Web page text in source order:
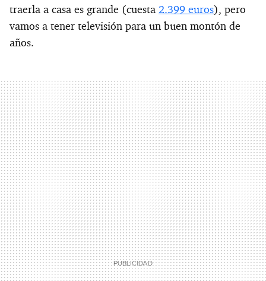
traerla a casa es grande (cuesta 2.399 euros), pero
vamos a tener televisión para un buen montón de
años.